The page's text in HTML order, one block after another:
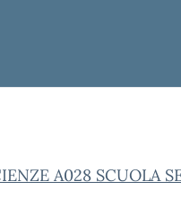
A028 SCUOLA